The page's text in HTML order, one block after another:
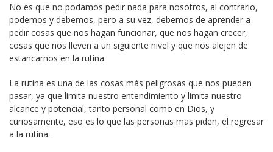
No es que no podamos pedir nada para nosotros, al contrario,
podemos y debemos, pero a su vez, debemos de aprender a
pedir cosas que nos hagan funcionar, que nos hagan crecer,
cosas que nos lleven a un siguiente nivel y que nos alejen de
estancarnos en la rutina.
La rutina es una de las cosas más peligrosas que nos pueden
pasar, ya que limita nuestro entendimiento y limita nuestro
alcance y potencial, tanto personal como en Dios, y
curiosamente, eso es lo que las personas mas piden, el regresar
a la rutina.